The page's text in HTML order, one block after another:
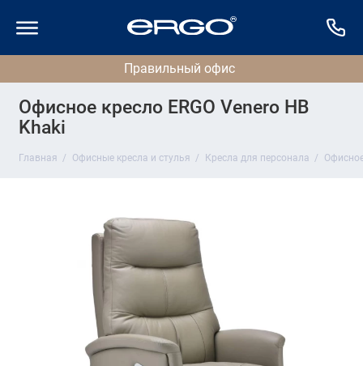
Офисное кресло ERGO Venero HB
Khaki
Главная Офисные кресла и стулья Кресла для персонала